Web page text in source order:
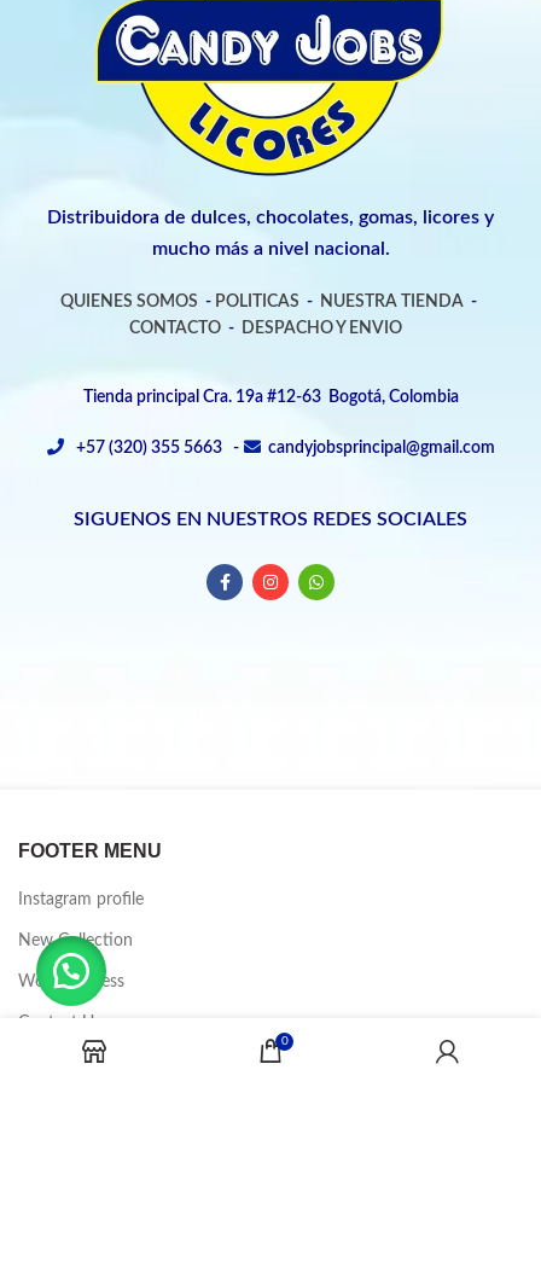
Distribuidora de dulces, chocolates, gomas, licores y
mucho más a nivel nacional.
QUIENES SOMOS - POLITICAS - NUESTRA TIENDA -
CONTACTO- DESPACHO Y ENVIO
Tienda principal Cra. 19a #12-63 Bogotá, Colombia
+57 (320) 355 5663 - candyjobsprincipal@gmail.com
SIGUENOS EN NUESTROS REDES SOCIALES
FOOTER MENU
Instagram profile
New Collection
Woman Dress
Contact Us
Latest News
0